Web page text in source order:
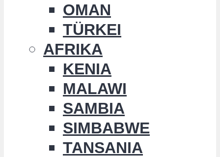
OMAN
TÜRKEI
AFRIKA
KENIA
MALAWI
SAMBIA
SIMBABWE
TANSANIA